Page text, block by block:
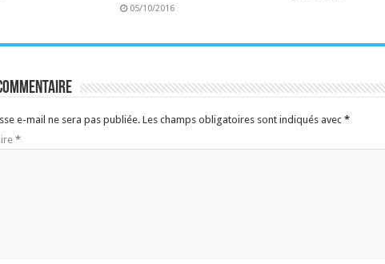
05/10/2016
e-mail ne sera pas publiée. Les champs obligatoires sont indiqués avec *
*